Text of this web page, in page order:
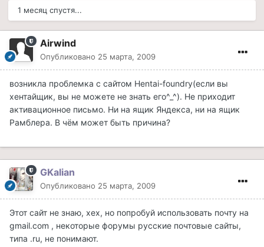
1 месяц спустя...
Airwind
Опубликовано 25 марта, 2009
возникла проблемка с сайтом Hentai-foundry(если вы
хентайщик, вы не можете не знать его^_^). Не приходит
активационное письмо. Ни на ящик Яндекса, ни на ящик
Рамблера. В чём может быть причина?
GKalian
Опубликовано 25 марта, 2009
Этот сайт не знаю, хех, но попробуй использовать почту на
gmail.com , некоторые форумы русские почтовые сайты,
типа .ru, не понимают.